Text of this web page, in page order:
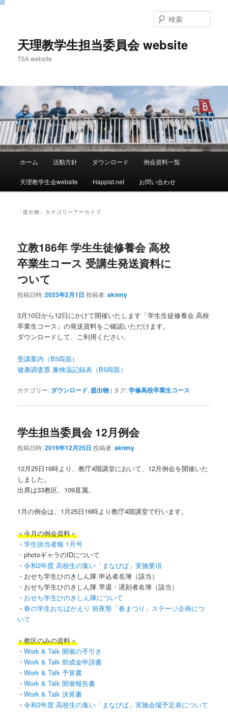
天理教学生担当委員会 website
TSA website
索
メ
メ
イ
ン
ン
ツ
へ
移
サ
ブ
テ
ツ
へ
移
動
ホーム 活動方針 ダウンロード 例会資料一覧
天理教学生会website Happist.net お問い合わせ
「提出物 」カテゴリーアーカイブ
立教186年 学生生徒修養会 高校
卒業生コース 受講生発送資料に
ついて
投稿日時:2023年2月1日 投稿者:aknmy
3月10日から12日にかけて開催いたします「学生生徒修養会 高校
卒業生コース」の発送資料をご確認いただけます。
ダウンロードして、ご利用ください。
受講案内（B5両面）
健康調査票 兼検温記録表（B5両面）
カテゴリー: ダウンロード,提出物 | タグ:学修高校卒業生コース
学生担当委員会 12月例会
投稿日時:2019年12月25日 投稿者:aknmy
12月25日16時より、教庁4階講堂において、12月例会を開催いた
しました。
出席は33教区、109直属。
1月の例会は、1月25日16時より教庁4階講堂で行います。
＜今月の例会資料＞
・学生担当者報 1月号
・photoギャラのIDについて
・令和2年度 高校生の集い「まなびば」実施要項
・おせち学生ひのきしん隊 申込者名簿（該当）
・おせち学生ひのきしん隊 早退・遅刻者名簿（該当）
・ おせち学生ひのきしん隊について
・春の学生おぢばがえり 前夜祭「春まつり」ステージ企画につ
いて
＜教区のみの資料＞
・Work & Talk 開催の手引き
・Work & Talk 助成金申請書
・Work & Talk 予算書
・Work & Talk 開催報告書
・Work & Talk 決算書
・令和2年度 高校生の集い「まなびば」実施会場予定表について